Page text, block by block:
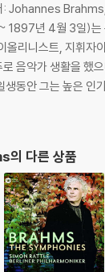
: Johannes
1897년 4월 3일)는
올리니스트, 지휘자
음악가 생활을 했
생동안 그는 높은 인
뷜로에 따르면 그를
불어 "3B"로 칭하기도
의 다른 상품